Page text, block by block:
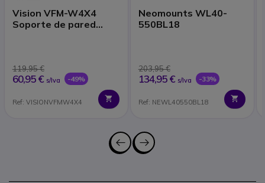
Vision VFM-W4X4
Soporte de pared
119,95 €
60,95 € s/Iva -49%
Ref: VISIONVFMW4X4
Neomounts WL40-
550BL18
203,95 €
134,95 € s/Iva -33%
Ref: NEWL40550BL18